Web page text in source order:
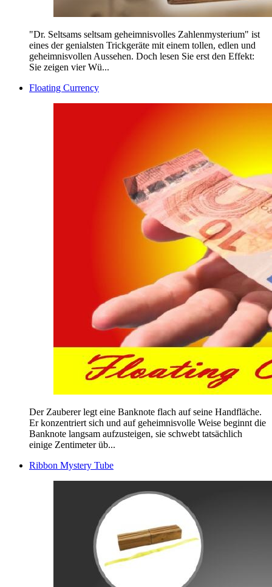
"Dr. Seltsams seltsam geheimnisvolles Zahlenmysterium" ist
eines der genialsten Trickgeräte mit einem tollen, edlen und
geheimnisvollen Aussehen. Doch lesen Sie erst den Effekt:
Sie zeigen vier Wü...
Floating Currency
Der Zauberer legt eine Banknote flach auf seine Handfläche.
Er konzentriert sich und auf geheimnisvolle Weise beginnt die
Banknote langsam aufzusteigen, sie schwebt tatsächlich
einige Zentimeter üb...
Ribbon Mystery Tube